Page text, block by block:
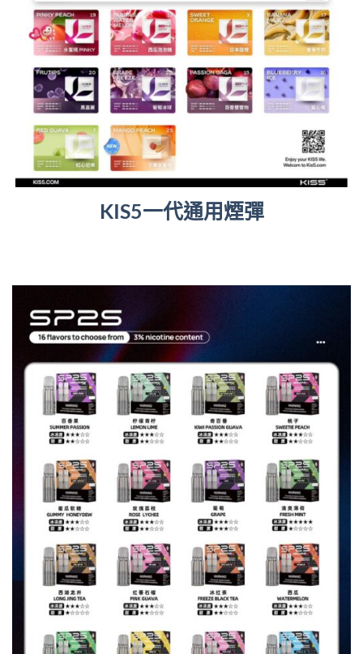
KIS5一代通用煙彈